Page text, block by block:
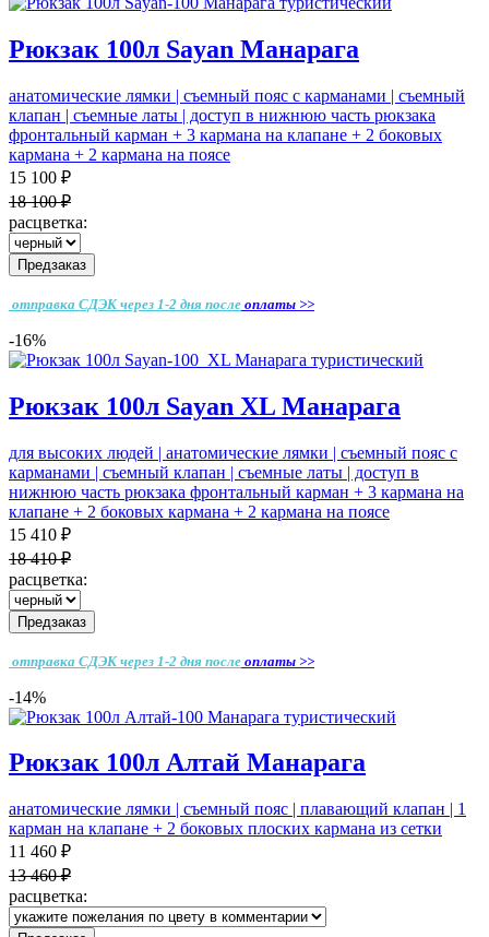
Рюкзак 100л Sayan Манарага
анатомические лямки | съемный пояс с карманами | съемный
клапан | съемные латы | доступ в нижнюю часть рюкзака
фронтальный карман + 3 кармана на клапане + 2 боковых
кармана + 2 кармана на поясе
15 100 ₽
18 100 ₽
расцветка:
Предзаказ
отправка СДЭК через 1-2 дня после оплаты >>
-16%
Рюкзак 100л Sayan XL Манарага
для высоких людей | анатомические лямки | съемный пояс с
карманами | съемный клапан | съемные латы | доступ в
нижнюю часть рюкзака фронтальный карман + 3 кармана на
клапане + 2 боковых кармана + 2 кармана на поясе
15 410 ₽
18 410 ₽
расцветка:
Предзаказ
отправка СДЭК через 1-2 дня после оплаты >>
-14%
Рюкзак 100л Алтай Манарага
анатомические лямки | съемный пояс | плавающий клапан | 1
карман на клапане + 2 боковых плоских кармана из сетки
11 460 ₽
13 460 ₽
расцветка: